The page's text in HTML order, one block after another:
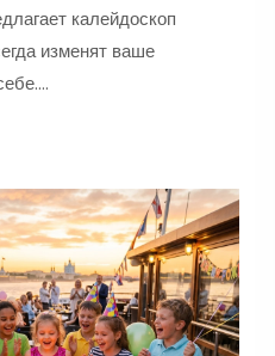
калейдоскоп
изменят ваше